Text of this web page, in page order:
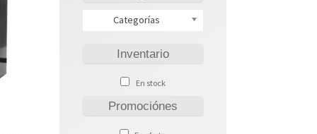
Categorías
Inventario
En stock
Promociónes